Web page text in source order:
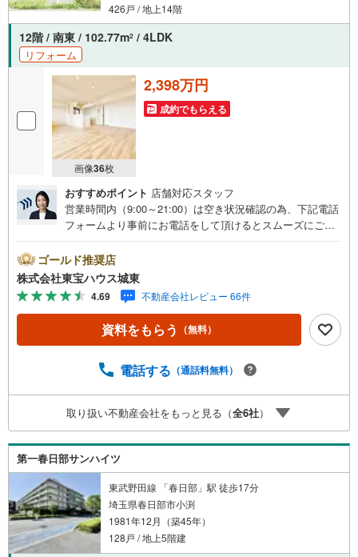
426戸 / 地上14階
12階 / 南東 / 102.77m2 / 4LDK
リフォーム
画像36枚
2,398万円
成約でもらえる
おすすめポイント 店舗対応スタッフ
営業時間内（9:00～21:00）は空き状況確認の為、下記電話
フォームより事前にお電話をして頂けるとスムーズにご案
カレンダーの作成▽ご購入後もお客様の人生のパートナー
として暮らしの「安心」を守り続けます。【Yahoo！ 不動
産キャンペーン対象店舗】当店で物件を成約するとPayPay
ボーナスライトがもらえる「Yahoo！ 不動産 物件ご成約キ
ャンペーン」の対象になります。「資料をもらう」「見学
予約をする」ボタンからお問い合わせください。※必ずYah
スライトは出金と譲渡はできません。ご案内・詳細な資料
時受け付けております！■頭金0円からのご購入可能です■
（諸費用もOK）お気軽にお問い合わせください。
ゴールド推奨店
株式会社東宝ハウス城東
4.69 不動産会社レビュー 66件
資料をもらう （無料）
電話する （通話料無料）
取り扱い不動産会社をもっと見る（全6社）
第一春日部サンハイツ
東武野田線 「春日部」駅 徒歩17分
埼玉県春日部市小渕
1981年12月（築45年）
128戸 / 地上5階建